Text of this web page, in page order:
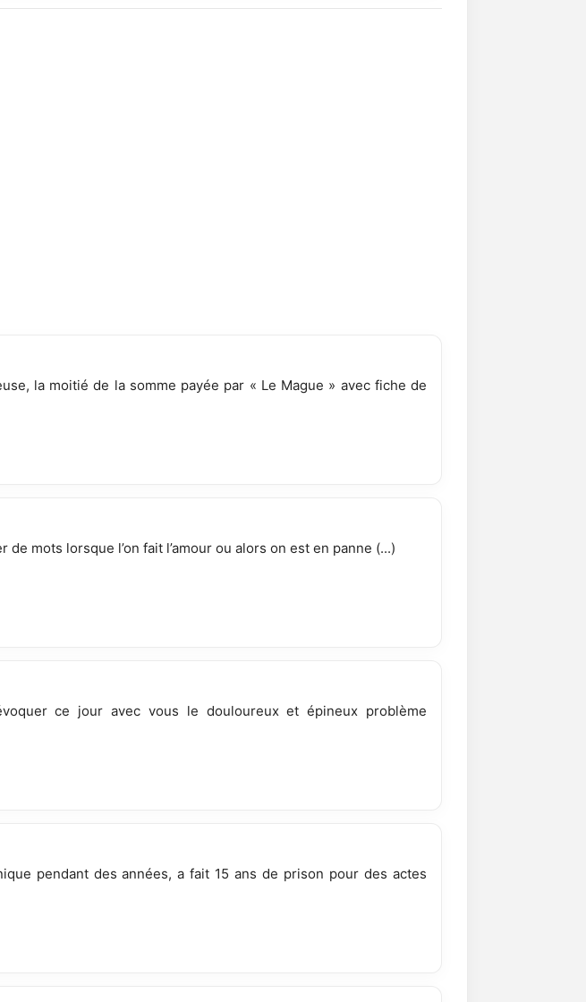
la moitié de la somme payée par « Le Mague » avec fiche de
mots lorsque l’on fait l’amour ou alors on est en panne (...)
ce jour avec vous le douloureux et épineux problème
pendant des années, a fait 15 ans de prison pour des actes